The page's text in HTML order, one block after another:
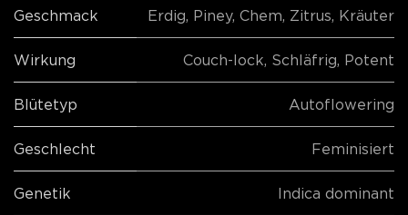
Geschmack Erdig, Piney, Chem, Zitrus, Kräuter
Wirkung Couch-lock, Schläfrig, Potent
Blütetyp Autoflowering
Geschlecht Feminisiert
Genetik Indica dominant